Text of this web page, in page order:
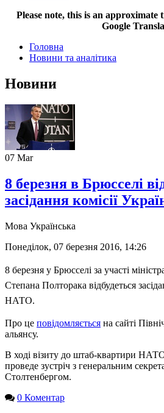
Please note, this is an
Google
Головна
Новини та аналітика
Новини
07 Mar
8 березня в Брюсселі
засідання комісії
Мова Українська
Понеділок, 07 березня 2016, 14:26
8 березня у Брюсселі за участі
Степана Полторака відбудеться
НАТО.
Про це повідомляється на сайті
альянсу.
В ході візиту до штаб-квартири
проведе зустріч з генеральним
Столтенбергом.
0 Коментар